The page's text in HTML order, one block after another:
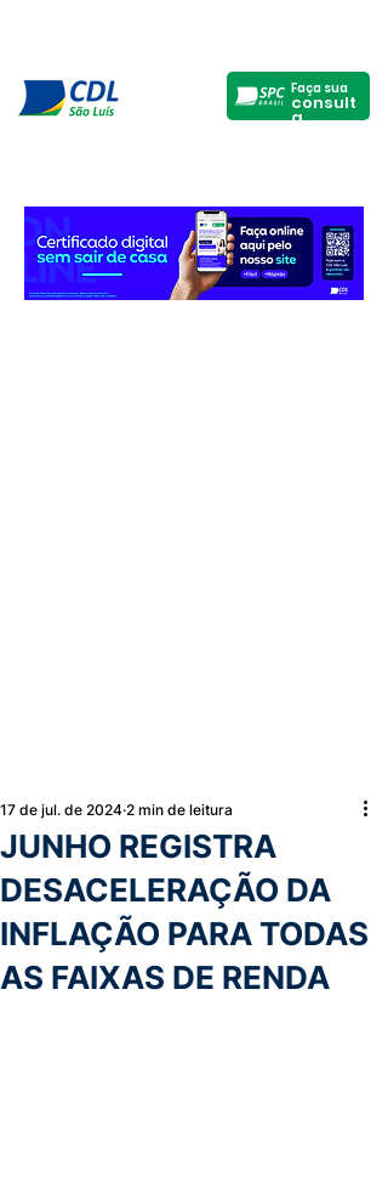
Faça sua
consult
a
JUNHO REGISTRA
DESACELERAÇÃO DA
INFLAÇÃO PARA TODAS
AS FAIXAS DE RENDA
17 de jul. de 2024 2 min de leitura